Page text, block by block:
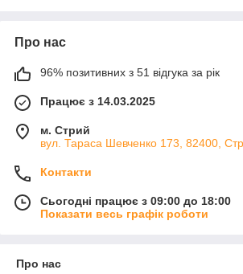
Про нас
96% позитивних з 51 відгука за рік
Працює з 14.03.2025
м. Стрий
вул. Тараса Шевченко 173, 82400,
Контакти
Сьогодні працює з 09:00 до 18:00
Показати весь графік роботи
Про нас